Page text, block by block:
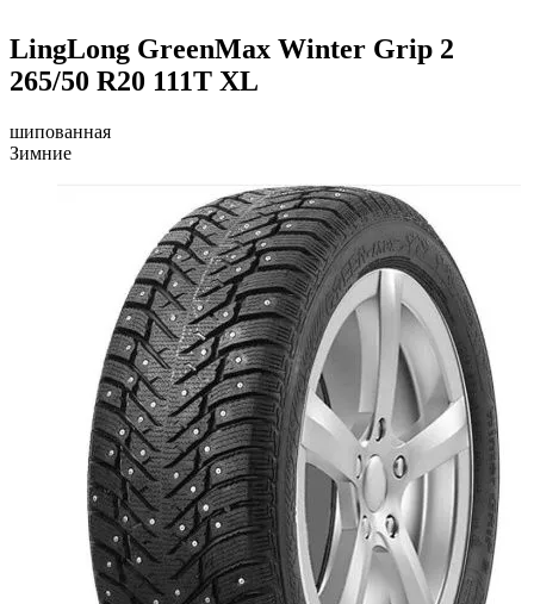
LingLong GreenMax Winter Grip 2
265/50 R20 111T XL
шипованная
Зимние